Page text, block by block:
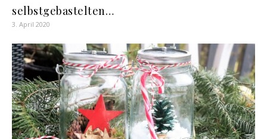
selbstgebastelten…
3. April 2020